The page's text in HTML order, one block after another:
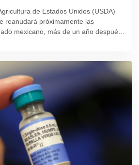
de Estados Unidos (USDA)
reanudará próximamente las
mexicano, más de un año después
gusano barrenador.